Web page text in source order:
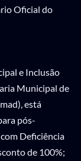
Oficial do
e Inclusão
Municipal de
está
pós-
Deficiência
de 100%;